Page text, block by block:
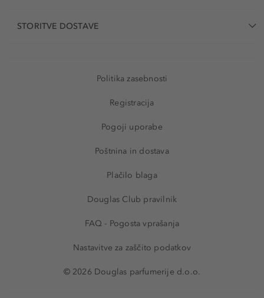
STORITVE DOSTAVE
Politika zasebnosti
Registracija
Pogoji uporabe
Poštnina in dostava
Plačilo blaga
Douglas Club pravilnik
FAQ - Pogosta vprašanja
Nastavitve za zaščito podatkov
© 2026 Douglas parfumerije d.o.o.